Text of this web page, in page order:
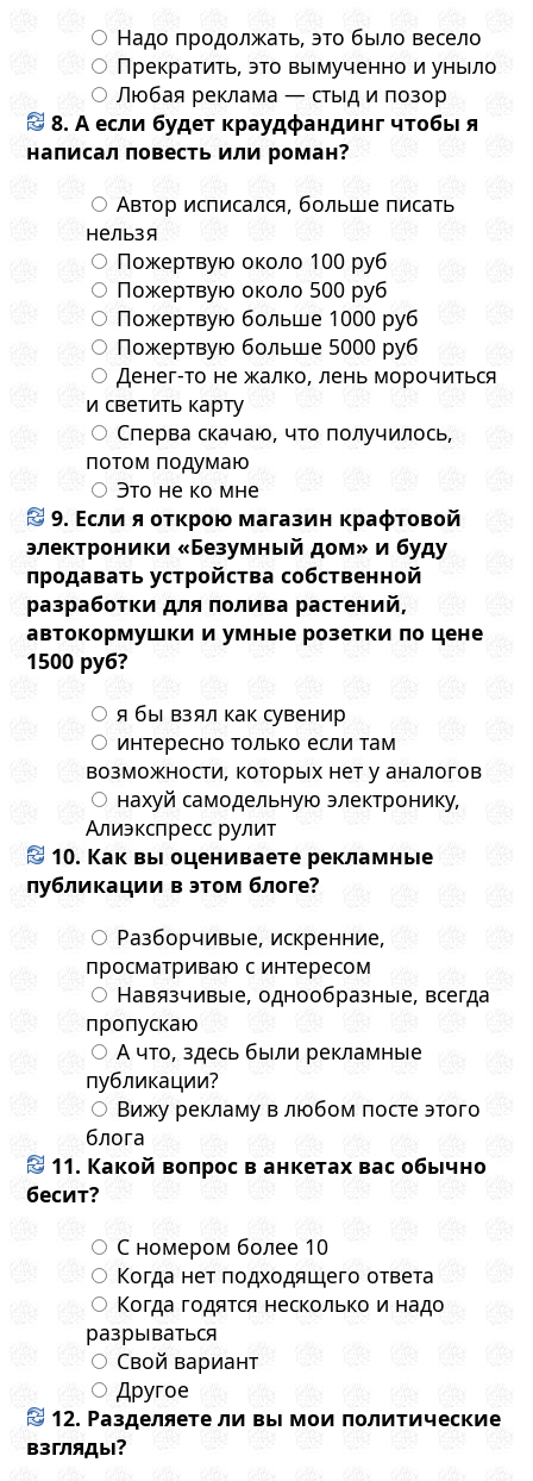
Надо продолжать, это было весело
Прекратить, это вымученно и уныло
Любая реклама — стыд и позор
8. А если будет краудфандинг чтобы я
написал повесть или роман?
Автор исписался, больше писать
нельзя
Пожертвую около 100 руб
Пожертвую около 500 руб
Пожертвую больше 1000 руб
Пожертвую больше 5000 руб
Денег-то не жалко, лень морочиться
и светить карту
Сперва скачаю, что получилось,
потом подумаю
Это не ко мне
9. Если я открою магазин крафтовой
электроники «Безумный дом» и буду
продавать устройства собственной
разработки для полива растений,
автокормушки и умные розетки по цене
1500 руб?
я бы взял как сувенир
интересно только если там
возможности, которых нет у аналогов
нахуй самодельную электронику,
Алиэкспресс рулит
10. Как вы оцениваете рекламные
публикации в этом блоге?
Разборчивые, искренние,
просматриваю с интересом
Навязчивые, однообразные, всегда
пропускаю
А что, здесь были рекламные
публикации?
Вижу рекламу в любом посте этого
блога
11. Какой вопрос в анкетах вас обычно
бесит?
С номером более 10
Когда нет подходящего ответа
Когда годятся несколько и надо
разрываться
Свой вариант
Другое
12. Разделяете ли вы мои политические
взгляды?